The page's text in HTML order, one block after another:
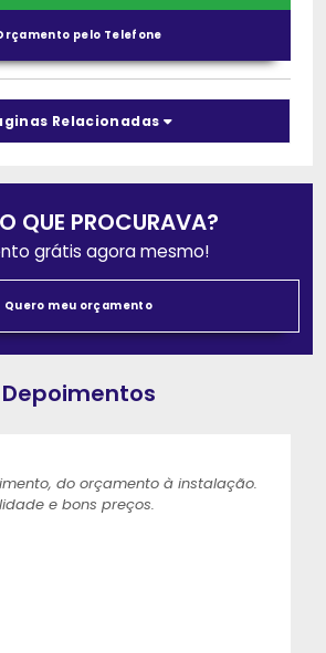
pelo Telefone
Relacionadas
QUE PROCURAVA?
grátis agora mesmo!
Quero meu orçamento
Depoimentos
do orçamento à instalação.
e bons preços.